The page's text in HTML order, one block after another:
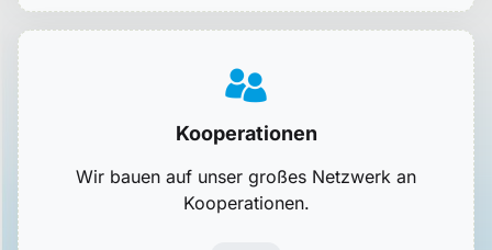
Kooperationen
Wir bauen auf unser großes Netzwerk an
Kooperationen.